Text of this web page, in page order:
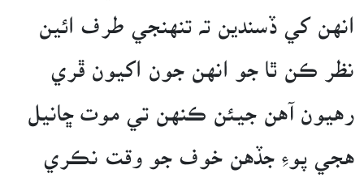
انهن کي ڏسندين ته تنهنجي طرف ائين
نظر ڪن ٿا جو انهن جون اکيون ڦري
رهيون آهن جيئن ڪنهن تي موت ڇانيل
هجي پوءِ جڏهن خوف جو وقت نڪري